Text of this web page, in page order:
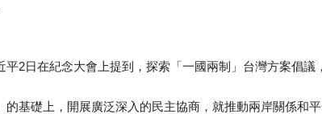
平2日在紀念大會上提到，探索「一國兩制」台灣方案倡議
的基礎上，開展廣泛深入的民主協商，就推動兩岸關係和